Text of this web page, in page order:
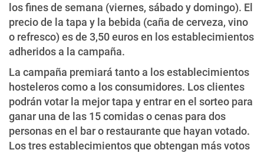
los fines de semana (viernes, sábado y domingo). El
precio de la tapa y la bebida (caña de cerveza, vino
o refresco) es de 3,50 euros en los establecimientos
adheridos a la campaña.
La campaña premiará tanto a los establecimientos
hosteleros como a los consumidores. Los clientes
podrán votar la mejor tapa y entrar en el sorteo para
ganar una de las 15 comidas o cenas para dos
personas en el bar o restaurante que hayan votado.
Los tres establecimientos que obtengan más votos